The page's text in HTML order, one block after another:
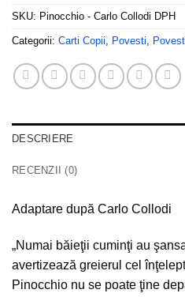
SKU: Pinocchio - Carlo Collodi DPH
Categorii: Carti Copii, Povesti,
DESCRIERE
RECENZII (0)
Adaptare după Carlo Collodi
„Numai băieţii cuminţi au
avertizează greierul cel
Pinocchio nu se poate ţine